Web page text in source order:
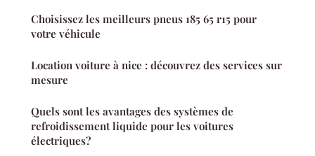
Choisissez les meilleurs pneus 185 65 r15 pour
votre véhicule
Location voiture à nice : découvrez des services sur
mesure
Quels sont les avantages des systèmes de
refroidissement liquide pour les voitures
électriques?